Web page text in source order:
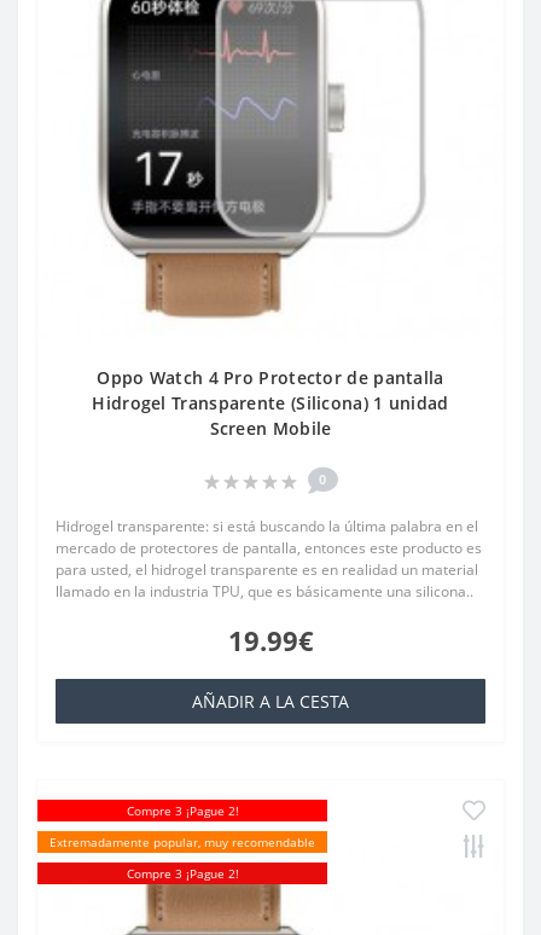
Oppo Watch 4 Pro Protector de pantalla
Hidrogel Transparente (Silicona) 1 unidad
Screen Mobile
0
Hidrogel transparente: si está buscando la última palabra en el
mercado de protectores de pantalla, entonces este producto es
para usted, el hidrogel transparente es en realidad un material
llamado en la industria TPU, que es básicamente una silicona..
19.99€
AÑADIR A LA CESTA
Compre 3 ¡Pague 2!
Extremadamente popular, muy recomendable
Compre 3 ¡Pague 2!